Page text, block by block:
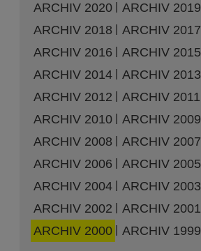
ARCHIV 2020
ARCHIV 2019
ARCHIV 2018
ARCHIV 2017
ARCHIV 2016
ARCHIV 2015
ARCHIV 2014
ARCHIV 2013
ARCHIV 2012
ARCHIV 2011
ARCHIV 2010
ARCHIV 2009
ARCHIV 2008
ARCHIV 2007
ARCHIV 2006
ARCHIV 2005
ARCHIV 2004
ARCHIV 2003
ARCHIV 2002
ARCHIV 2001
ARCHIV 2000
ARCHIV 1999